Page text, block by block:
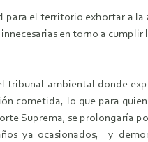
para el territorio exhortar a la
en torno a
tribunal ambiental donde
cometida, lo que para
Suprema, se prolongaría
ya ocasionados, y